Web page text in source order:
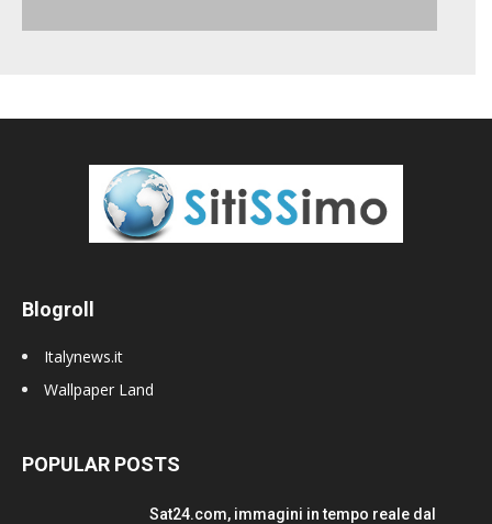
Blogroll
Italynews.it
Wallpaper Land
POPULAR POSTS
Sat24.com, immagini in tempo reale dal